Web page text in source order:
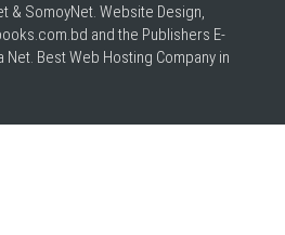
& SomoyNet. Website Design,
and the Publishers E-
Net. BestWeb Hosting Company in